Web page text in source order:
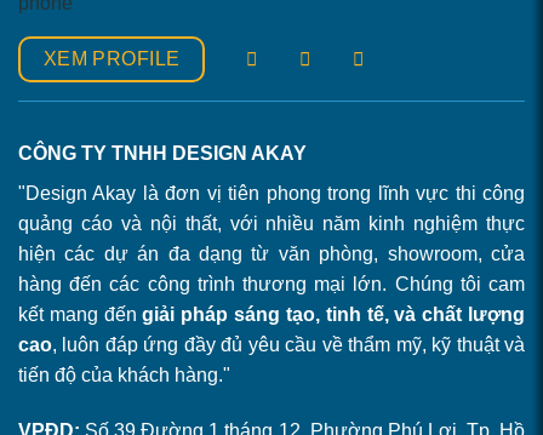
XEM PROFILE
CÔNG TY TNHH DESIGN AKAY
"Design Akay là đơn vị tiên phong trong lĩnh vực thi công
quảng cáo và nội thất, với nhiều năm kinh nghiệm thực
hiện các dự án đa dạng từ văn phòng, showroom, cửa
hàng đến các công trình thương mại lớn. Chúng tôi cam
kết mang đếngiải pháp sáng tạo, tinh tế, và chất lượng
cao, luôn đáp ứng đầy đủ yêu cầu về thẩm mỹ, kỹ thuật và
tiến độ của khách hàng."
VPĐD: Số 39 Đường 1 tháng 12, Phường Phú Lợi, Tp. Hồ